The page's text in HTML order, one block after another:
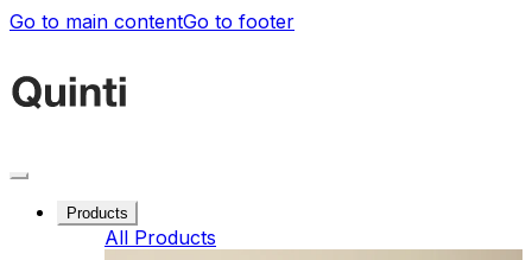
Go to main contentGo to footer
Products
All Products